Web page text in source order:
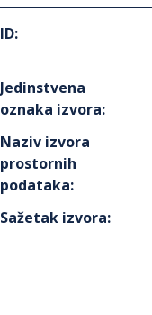
ID:
Jedinstvena
oznaka izvora:
Naziv izvora
prostornih
podataka:
Sažetak izvora: